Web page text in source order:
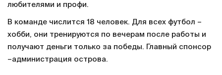
любителями и профи.
В команде числится 18 человек. Для всех футбол –
хобби, они тренируются по вечерам после работы и
получают деньги только за победы. Главный спонсор
–администрация острова.